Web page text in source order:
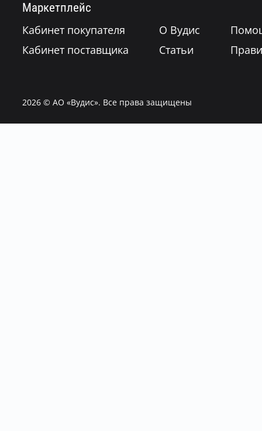
Маркетплейс
Кабинет покупателя
Кабинет поставщика
О Вудис
Статьи
2026© АО «Вудис». Все права защищены